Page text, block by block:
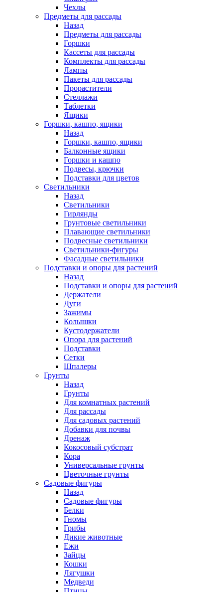
Чехлы
Предметы для рассады
Назад
Предметы для рассады
Горшки
Кассеты для рассады
Комплекты для рассады
Лампы
Пакеты для рассады
Прорастители
Стеллажи
Таблетки
Ящики
Горшки, кашпо, ящики
Назад
Горшки, кашпо, ящики
Балконные ящики
Горшки и кашпо
Подвесы, крючки
Подставки для цветов
Светильники
Назад
Светильники
Гирлянды
Грунтовые светильники
Плавающие светильники
Подвесные светильники
Светильники-фигуры
Фасадные светильники
Подставки и опоры для растений
Назад
Подставки и опоры для растений
Держатели
Дуги
Зажимы
Колышки
Кустодержатели
Опора для растений
Подставки
Сетки
Шпалеры
Грунты
Назад
Грунты
Для комнатных растений
Для рассады
Для садовых растений
Добавки для почвы
Дренаж
Кокосовый субстрат
Кора
Универсальные грунты
Цветочные грунты
Садовые фигуры
Назад
Садовые фигуры
Белки
Гномы
Грибы
Дикие животные
Ежи
Зайцы
Кошки
Лягушки
Медведи